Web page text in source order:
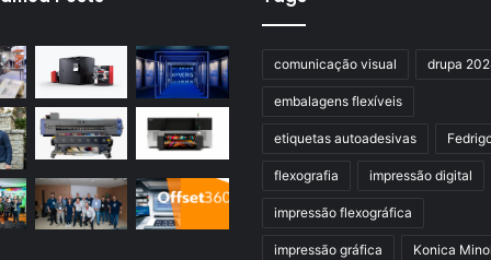
comunicação visual drupa
embalagens flexíveis
etiquetas autoadesivas
flexografia impressão digital
impressão flexográfica
impressão gráfica Konica